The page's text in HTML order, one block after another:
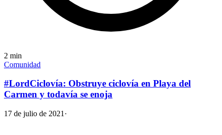
2 min
Comunidad
#LordCiclovía: Obstruye ciclovía en Playa del
Carmen y todavía se enoja
17 de julio de 2021 ·